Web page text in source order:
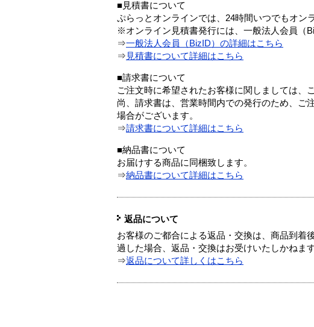
■見積書について
ぷらっとオンラインでは、24時間いつでもオン
※オンライン見積書発行には、一般法人会員（
⇒一般法人会員（BizID）の詳細はこちら
⇒ 見積書について詳細はこちら
■請求書について
ご注文時に希望されたお客様に関しましては、
尚、請求書は、営業時間内での発行のため、ご
場合がございます。
⇒請求書について詳細はこちら
■納品書について
お届けする商品に同梱致します。
⇒納品書について詳細はこちら
返品について
お客様のご都合による返品・交換は、商品到着
過した場合、返品・交換はお受けいたしかねます
⇒返品について詳しくはこちら